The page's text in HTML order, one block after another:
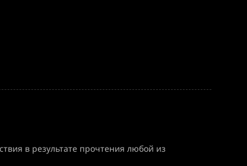
в результате прочтения любой из